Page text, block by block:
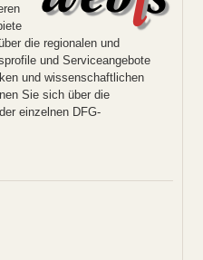
die regionalen und
und Serviceangebote
und wissenschaftlichen
Sie sich über die
einzelnen DFG-